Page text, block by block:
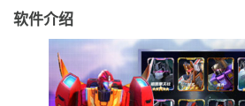
软件介绍